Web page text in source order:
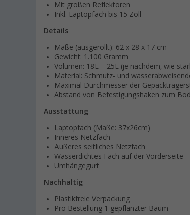
Mit großen Reflektoren
Inkl. Laptopfach bis 15 Zoll
Details
Maße (ausgerollt): 62 x 28 x 17 cm
Gewicht: 1.100 Gramm
Volumen: 18L – 25L (je nachdem, wie
Material: Schmutz- und
Maximal Durchmesser der
Abstand von Befestigungshaken zum
Ausstattung
Laptopfach (Maße: 37x26cm)
Inneres Netzfach
Äußeres seitliches Netzfach
Wasserdichtes Fach auf der Vorderseite
Umhängegurt
Nachhaltig
Plastikfreie Verpackung
Pro Bestellung 1 gepflanzter Baum